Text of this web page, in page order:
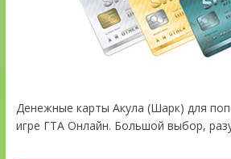
Денежные карты Акула (Шарк) для
игре ГТА Онлайн. Большой выбор,